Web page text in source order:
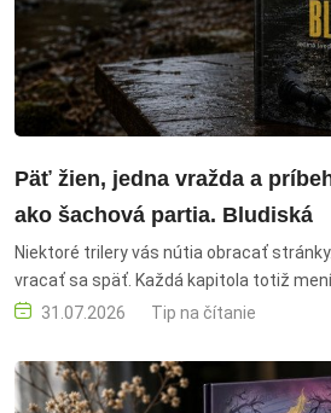
Päť žien, jedna vražda a
ako šachová partia. Bludiská
Niektoré trilery vás nútia obracať
vracať sa späť. Každá kapitola totiž
predchádzajúcej a každá odpoveď
Traskman ako dôsledne premyslené
31.07.2026 Tip na čítanie